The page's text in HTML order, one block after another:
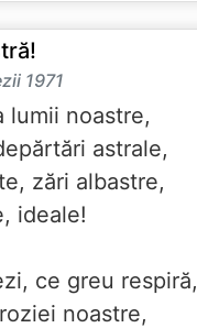
1971
lumii noastre,
astrale,
zări albastre,
ideale!
ce greu respiră,
noastre,